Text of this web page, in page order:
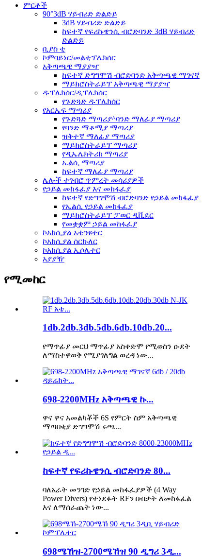
ምርቶች
90°3dB ሃይብሪድ ድልድይ
3dB ሃይብሪድ ድልድይ
ከፍተኛ የፍሪኩዌንሲ ብሮድባንድ 3dB ሃይብሪድ
ድልድይ
ቢያስ ቲ
ኮምባይነር/መልቲፕሌክሰር
አቅጣጫዊ ማያያዣ
ከፍተኛ ድግግሞሽ ብሮድባንድ አቅጣጫዊ ማገናኛ
ማይክሮስትራይፕ አቅጣጫዊ ማያያዣ
ዱፕሌክሰር/ዲፕሌክሰር
የጉድጓድ ዱፕሌክሰር
የአርኤፍ ማጣሪያ
የጉድጓድ ማጣሪያ^ባንድ ማለፊያ ማጣሪያ
የባንድ ማቆሚያ ማጣሪያ
ዝቅተኛ ማለፊያ ማጣሪያ
ማይክሮስትራይፕ ማጣሪያ
የዲኤሌክትሪክ ማጣሪያ
ኤልሲ ማጣሪያ
ከፍተኛ ማለፊያ ማጣሪያ
ሌሎች ተገብሮ ጥምረት መሳሪያዎች
የኃይል መከፋፈያ እና መከፋፈያ
ከፍተኛ የድግግሞሽ ብሮድባንድ የኃይል መከፋፈያ
የኤልሲ የኃይል መከፋፈያ
ማይክሮስትራይፕ ፓወር ዲቪደር
የመቋቋም ኃይል መከፋፈያ
ኮአክሲያል አቴንዩተር
ኮአክሲያል ሰርኩለር
ኮአክሲያል ኢሶሌተር
አያያዥ
የሚመከር
1db.2db.3db.5db.6db.10db.20...
የማጥፊያ መርህ ማጥፊያ አስቀድሞ የሚወስን ዑደት
ለማስተዋወቅ የሚያገለግል ወረዳ ነው...
698-2200MHz አቅጣጫዊ ኩ...
ዋና ዋና አመልካቾች 6S የምርት ስም አቅጣጫዊ
ማጣበቂያ ድግግሞሽ ሩጫ...
ከፍተኛ የፍሪኩዌንሲ ብሮድባንድ 80...
ባለአራት መንገድ የኃይል መከፋፈያዎች (4 Way
Power Divers) የተነደፉት RFን በብቃት ለመከፋፈል
እና ለማሰራጨት ነው...
698ሜኸዝ-2700ሜኸዝ 90 ዲግሪ 3ዲ...